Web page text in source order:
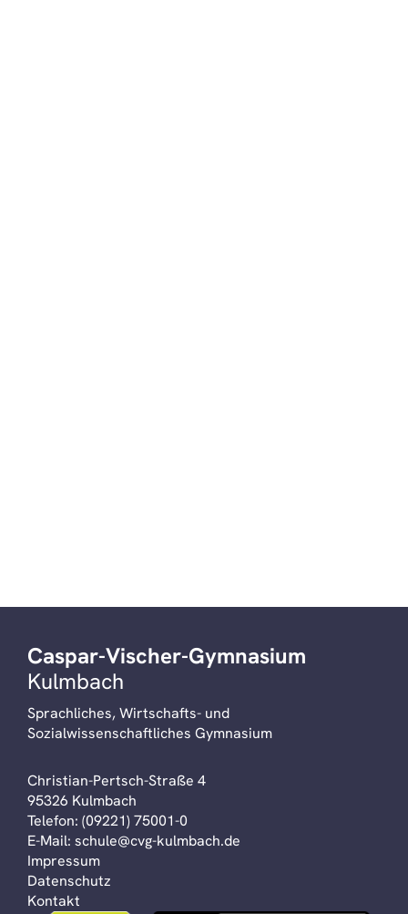
Caspar-Vischer-Gymnasium
Kulmbach
Sprachliches, Wirtschafts- und
Sozialwissenschaftliches Gymnasium
Christian-Pertsch-Straße 4
95326 Kulmbach
Telefon: (09221) 75001-0
E-Mail: schule@cvg-kulmbach.de
Impressum
Datenschutz
Kontakt